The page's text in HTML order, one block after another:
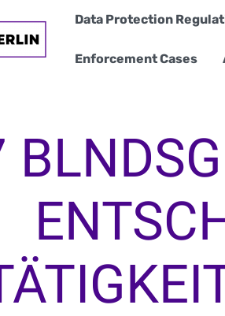
Data Protection
Enforcement Cases